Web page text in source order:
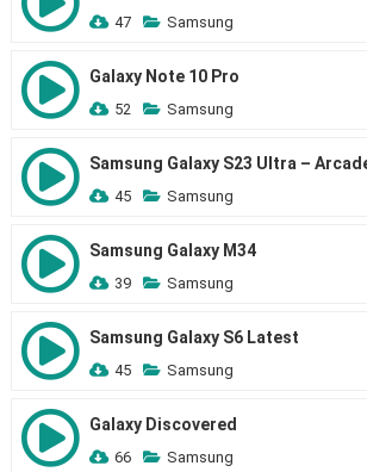
47 Samsung
Galaxy Note 10 Pro
52 Samsung
Samsung Galaxy S23 Ultra –
45 Samsung
Samsung Galaxy M34
39 Samsung
Samsung Galaxy S6 Latest
45 Samsung
Galaxy Discovered
66 Samsung